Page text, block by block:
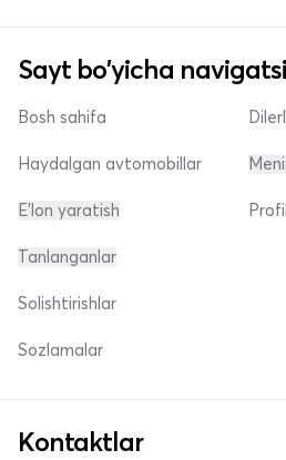
Sayt bo'yicha
Bosh sahifa
Haydalgan avtomobillar
E'lon yaratish Profil
Tanlanganlar
Solishtirishlar
Sozlamalar
Kontaktlar